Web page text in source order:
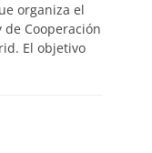
organiza el
Cooperación
El objetivo